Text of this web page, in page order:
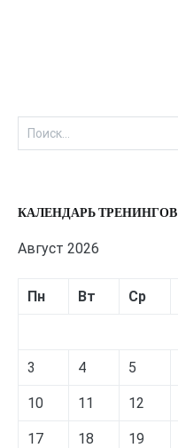
Найти:
КАЛЕНДАРЬ ТРЕНИНГОВ
Август 2026
Пн Вт Ср
3 4 5
10 11 12
17 18 19